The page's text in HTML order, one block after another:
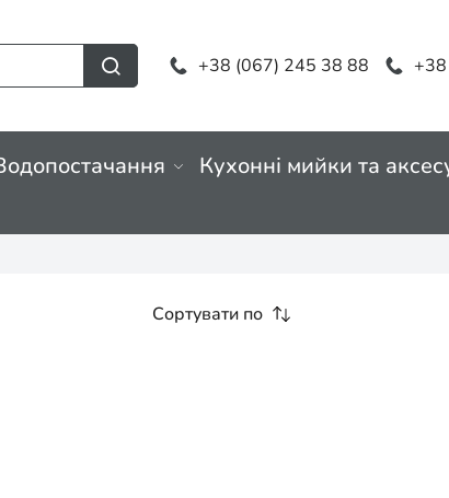
+38 (067) 245 38 88
Кухонні мийки та
Сортувати по